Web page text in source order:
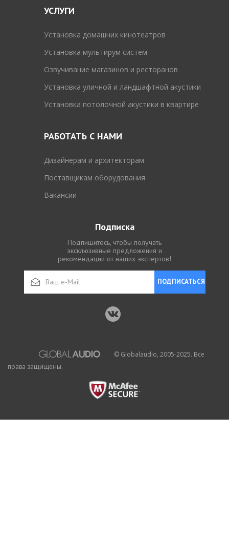
УСЛУГИ
Установка домашних кинотеатров
Установка мультирум систем
Озвучивание магазинов и ресторанов
Установка уличной и ландшафтной акустики
Установка потолочной акустики в квартире
РАБОТАТЬ С НАМИ
Дизайнерам и архитекторам
Поставщикам оборудования
Вакансии
Подписка
Подпишитесь, чтобы получать
эксклюзивные предложения и
рекомендации от наших экспертов!
ПОДПИСАТЬСЯ
© Globalaudio, 2005-2025. Все
права защищены.